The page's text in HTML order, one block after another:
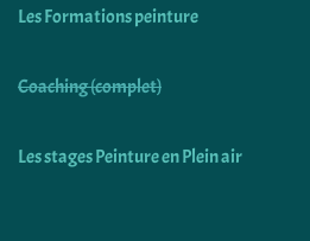
Les Formations peinture
Coaching (complet)
Les stages Peinture en Plein air